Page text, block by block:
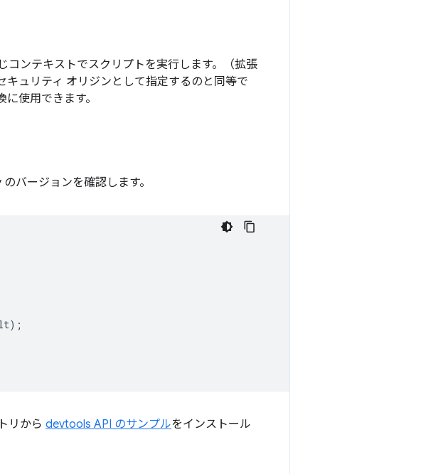
ンテキストでスクリプトを実行します。（拡張
ュリティ オリジンとして指定するのと同等で
使用できます。
バージョンを確認します。
);
リから devtools API のサンプルをインストール